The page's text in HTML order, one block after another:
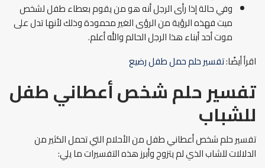
وفي حالة إذا رأى الرجل أنه هو من يقوم بعطاء طفل لشخص
ميت فهذه الرؤية من الرؤى الغير محمودة وذلك لأنها تدل على
موت أحد أبناء هذا الرجل الحالم والله أعلم.
اقرأ أيضًا:تفسير حلم حمل طفل رضيع
تفسير حلم شخص أعطاني طفل
للشباب
تفسير حلم شخص أعطاني طفل من الأحلام التي تحمل الكثير من
الدلالات للشاب الذي لم يتزوج وأبرز هذه التفسيرات ما يلي: